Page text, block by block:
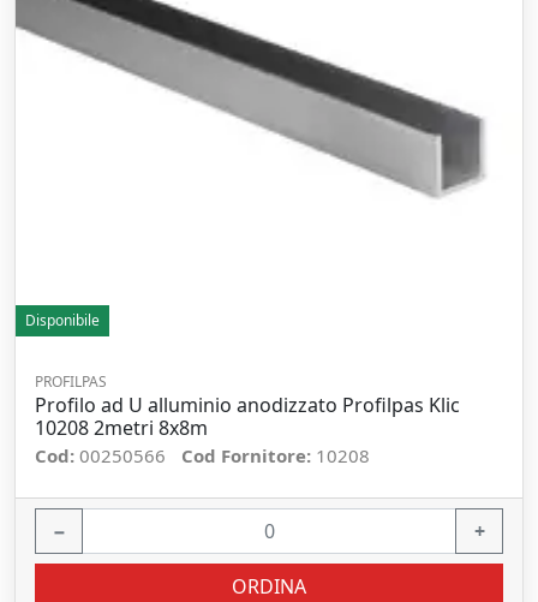
Disponibile
PROFILPAS
Profilo ad U alluminio anodizzato Profilpas Klic
10208 2metri 8x8m
Cod: 00250566 Cod Fornitore: 10208
− +
ORDINA